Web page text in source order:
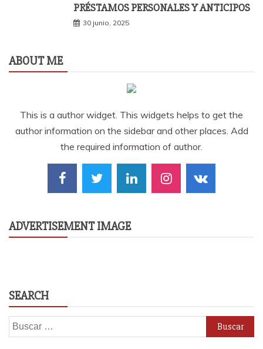
PRÉSTAMOS PERSONALES Y ANTICIPOS
30 junio, 2025
ABOUT ME
This is a author widget. This widgets helps to get the
author information on the sidebar and other places. Add
the required information of author.
ADVERTISEMENT IMAGE
SEARCH
Buscar: